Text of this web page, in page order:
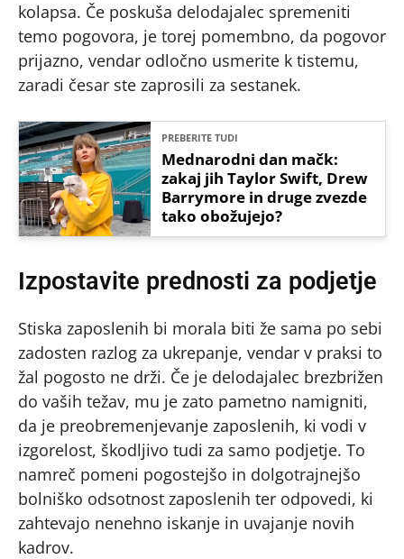
kolapsa. Če poskuša delodajalec spremeniti
temo pogovora, je torej pomembno, da pogovor
prijazno, vendar odločno usmerite k tistemu,
zaradi česar ste zaprosili za sestanek.
PREBERITE TUDI
Mednarodni dan mačk:
zakaj jih Taylor Swift, Drew
Barrymore in druge zvezde
tako obožujejo?
Izpostavite prednosti za podjetje
Stiska zaposlenih bi morala biti že sama po sebi
zadosten razlog za ukrepanje, vendar v praksi to
žal pogosto ne drži. Če je delodajalec brezbrižen
do vaših težav, mu je zato pametno namigniti,
da je preobremenjevanje zaposlenih, ki vodi v
izgorelost, škodljivo tudi za samo podjetje. To
namreč pomeni pogostejšo in dolgotrajnejšo
bolniško odsotnost zaposlenih ter odpovedi, ki
zahtevajo nenehno iskanje in uvajanje novih
kadrov.